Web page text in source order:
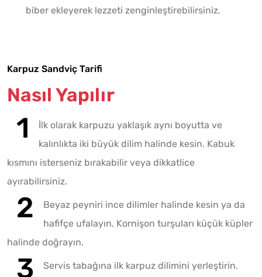
biber ekleyerek lezzeti zenginleştirebilirsiniz.
Karpuz Sandviç Tarifi
Nasıl Yapılır
İlk olarak karpuzu yaklaşık aynı boyutta ve
kalınlıkta iki büyük dilim halinde kesin. Kabuk
kısmını isterseniz bırakabilir veya dikkatlice
ayırabilirsiniz.
Beyaz peyniri ince dilimler halinde kesin ya da
hafifçe ufalayın. Kornişon turşuları küçük küpler
halinde doğrayın.
Servis tabağına ilk karpuz dilimini yerleştirin.